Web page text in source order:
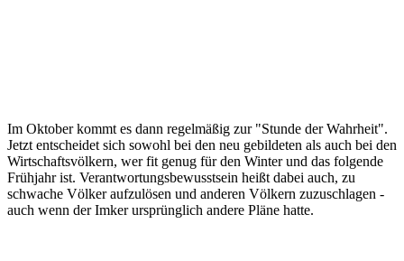
Im Oktober kommt es dann regelmäßig zur "Stunde der Wahrheit".
Jetzt entscheidet sich sowohl bei den neu gebildeten als auch bei den
Wirtschaftsvölkern, wer fit genug für den Winter und das folgende
Frühjahr ist. Verantwortungsbewusstsein heißt dabei auch, zu
schwache Völker aufzulösen und anderen Völkern zuzuschlagen -
auch wenn der Imker ursprünglich andere Pläne hatte.